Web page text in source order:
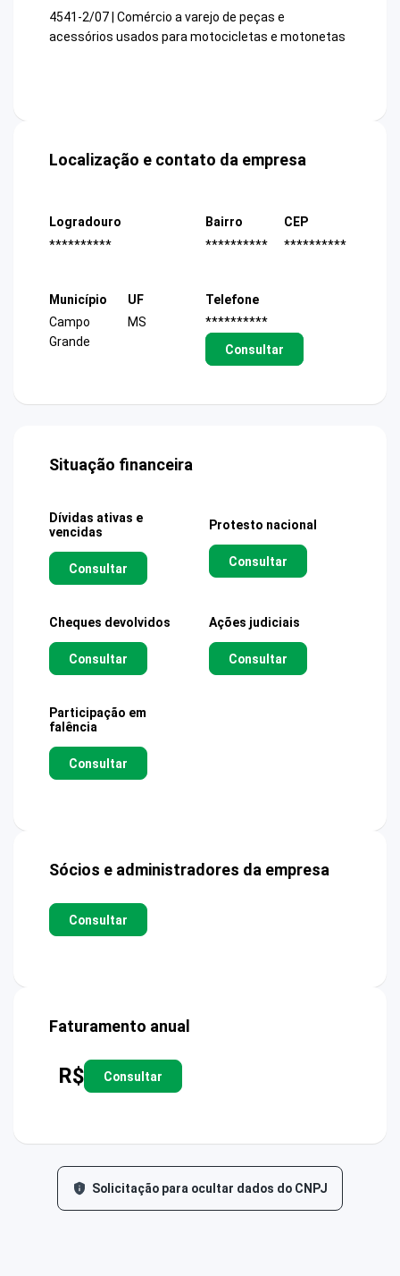
4541-2/07 | Comércio a varejo de peças e
acessórios usados para motocicletas e motonetas
Localização e contato da empresa
Logradouro
**********
Bairro
**********
CEP
**********
Município
Campo
Grande
UF
MS
Telefone
**********
Consultar
Situação financeira
Dívidas ativas e
vencidas
Consultar
Protesto nacional
Consultar
Cheques devolvidos
Consultar
Ações judiciais
Consultar
Participação em
falência
Consultar
Sócios e administradores da empresa
Consultar
Faturamento anual
R$ Consultar
Solicitação para ocultar dados do CNPJ